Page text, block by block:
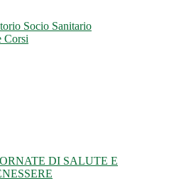
Socio Sanitario
Corsi
DI SALUTE E